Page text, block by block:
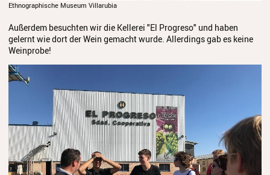
Kontakt
Schulordnung
Stiftung
Geschichte
Stellenangebote
Ethnographische Museum Villarubia
Außerdem besuchten wir die Kellerei "El Progreso" und haben
gelernt wie dort der Wein gemacht wurde. Allerdings gab es keine
Weinprobe!